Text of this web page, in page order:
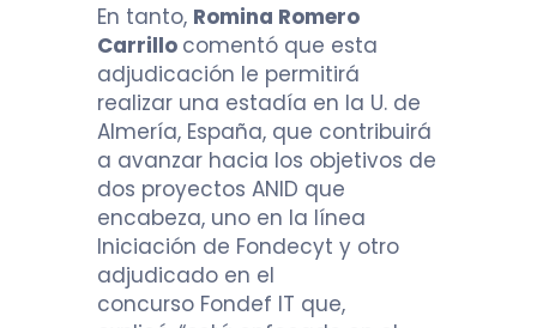
En tanto, Romina Romero
Carrillo comentó que esta
adjudicación le permitirá
realizar una estadía en la U. de
Almería, España, que contribuirá
a avanzar hacia los objetivos de
dos proyectos ANID que
encabeza, uno en la línea
Iniciación de Fondecyt y otro
adjudicado en el
concurso Fondef IT que,